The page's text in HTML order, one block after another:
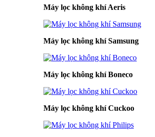
Máy lọc không khí Aeris
Máy lọc không khí Samsung
Máy lọc không khí Boneco
Máy lọc không khí Cuckoo